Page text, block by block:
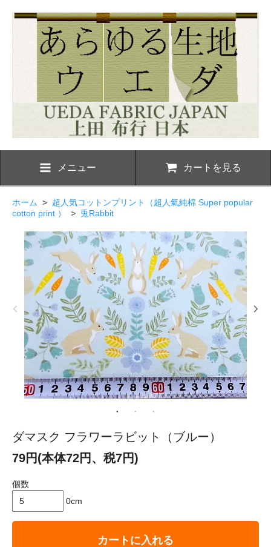
メニュー カートを見る
ホーム > 超人気コットンプリント（超人氣純棉 Super popular
cotton print ）
> 兎Rabbit
ダマスク フラワーラビット（ブルー）
79円(本体72円、税7円)
個数
0cm
カートに入れる